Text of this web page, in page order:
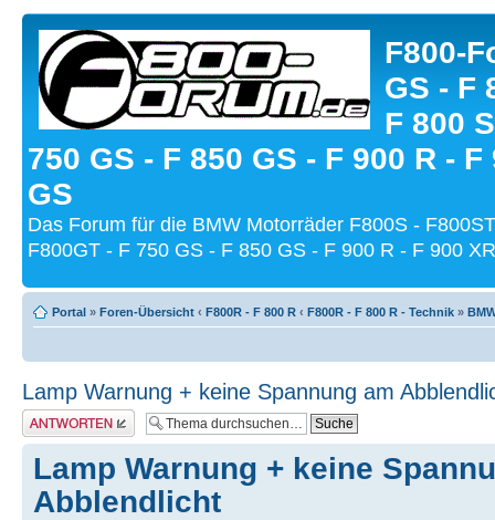
F800-
GS - F
F 800
750 GS - F 850 GS - F 900 R - F
GS
Das Forum für die BMW Motorräder F800S -
F800GT - F 750 GS - F 850 GS - F 900 R - F 900
Portal » Foren-Übersicht ‹ F800R - F 800 R ‹ F800R - F 800 R - Technik »
Lamp Warnung + keine Spannung am
Antwort schreiben
Lamp Warnung + keine
Abblendlicht